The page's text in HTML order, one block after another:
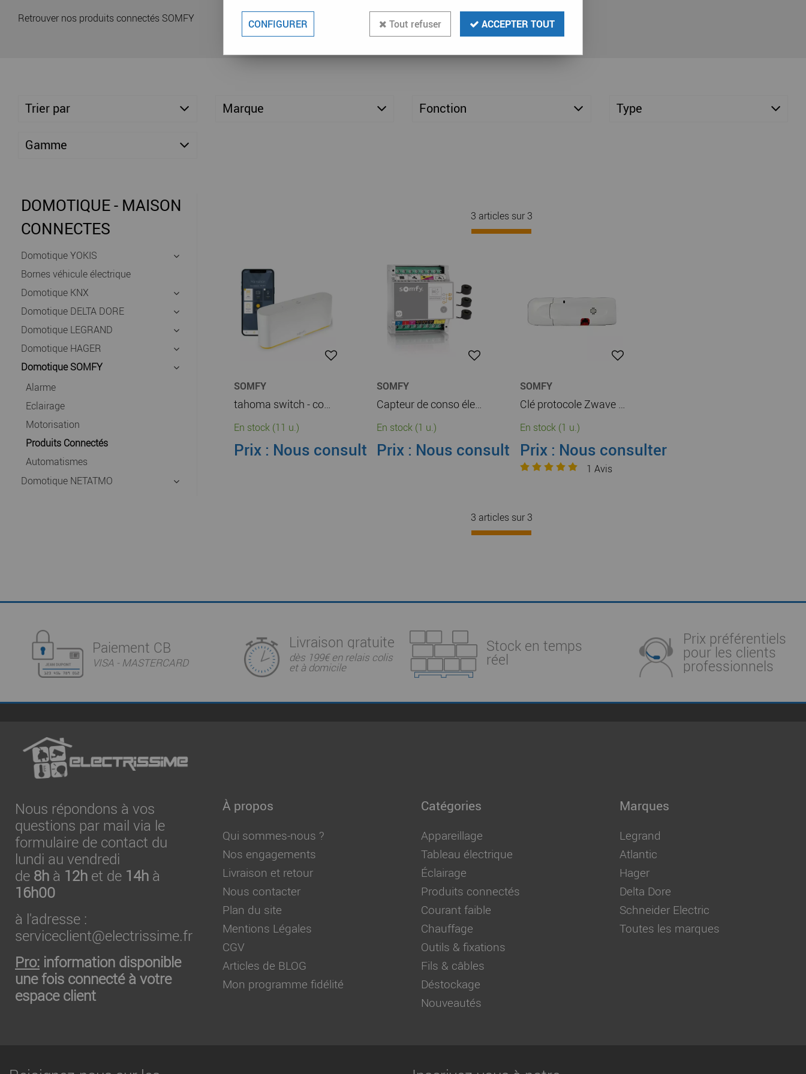
Retrouver nos produits connectés SOMFY
Trier par Marque Fonction Type
Gamme
DOMOTIQUE - MAISON
CONNECTES
Domotique YOKIS
Bornes véhicule électrique
Domotique KNX
Domotique DELTA DORE
Domotique LEGRAND
Domotique HAGER
Domotique SOMFY
Alarme
Eclairage
Motorisation
Produits Connectés
Automatismes
Domotique NETATMO
3 articles sur 3
SOMFY
tahoma switch - commande de centralisation intelligente (1870594)
En stock (11 u.)
Prix : Nous consulter
SOMFY
Capteur de conso électrique effet joule compatible TaHoma (1822451)
En stock (1 u.)
Prix : Nous consulter
SOMFY
Clé protocole Zwave compatible avec TaHoma V2 (1822492)
En stock (1 u.)
Prix : Nous consulter
1 Avis
3 articles sur 3
Paiement CB
VISA - MASTERCARD
Livraison gratuite
dès 199€ en relais colis
et à domicile
Stock en temps
réel
Prix préférentiels
pour les clients
professionnels
Nous répondons à vos
questions par mail via le
formulaire de contact du
lundi au vendredi
de 8h à 12h et de 14h à
16h00
à l'adresse :
serviceclient@electrissime.fr
Pro: information disponible
une fois connecté à votre
espace client
À propos
Qui sommes-nous ?
Nos engagements
Livraison et retour
Nous contacter
Plan du site
Mentions Légales
CGV
Articles de BLOG
Mon programme fidélité
Catégories
Appareillage
Tableau électrique
Éclairage
Produits connectés
Courant faible
Chauffage
Outils & fixations
Fils & câbles
Déstockage
Nouveautés
Marques
Legrand
Atlantic
Hager
Delta Dore
Schneider Electric
Toutes les marques
CONFIGURER Tout refuser ACCEPTER TOUT